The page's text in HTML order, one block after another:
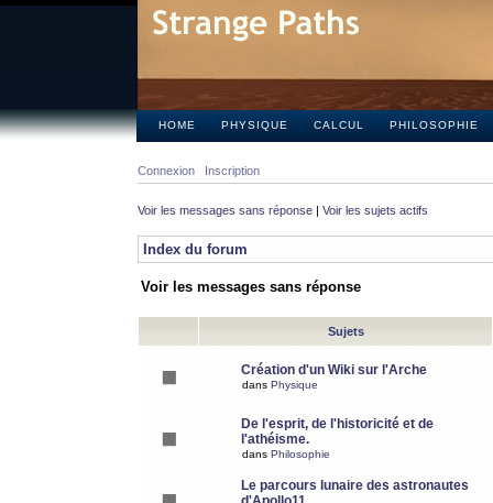
HOME PHYSIQUE CALCUL PHILOSOPHIE
Connexion Inscription
Voir les messages sans réponse | Voir les sujets actifs
Index du forum
Voir les messages sans réponse
Sujets
Création d'un Wiki sur l'Arche
dans Physique
De l'esprit, de l'historicité et de
l'athéisme.
dans Philosophie
Le parcours lunaire des astronautes